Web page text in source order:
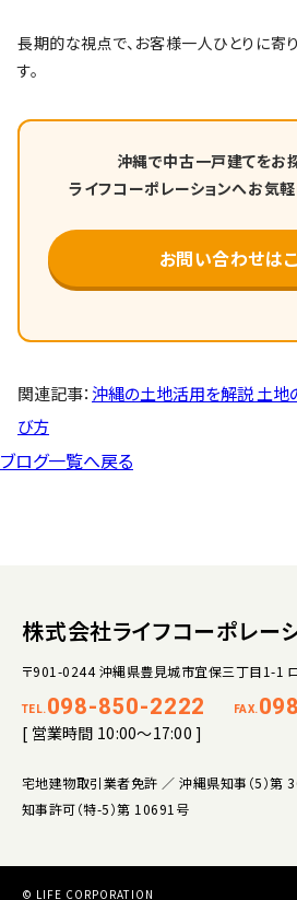
長期的な視点で、お客様一人ひとりに寄
す。
沖縄で中古一戸建てをお
ライフコーポレーションへお気軽
お問い合わせは
関連記事： 沖縄の土地活用を解説 土地
び方
ブログ一覧へ戻る
株式会社ライフコーポレー
〒901-0244 沖縄県豊見城市宜保三丁目1-1
TEL.098-850-2222 FAX.
[ 営業時間 10:00～17:00 ]
宅地建物取引業者免許 ／ 沖縄県知事（5）
知事許可（特-5）第 10691号
© LIFE CORPORATION